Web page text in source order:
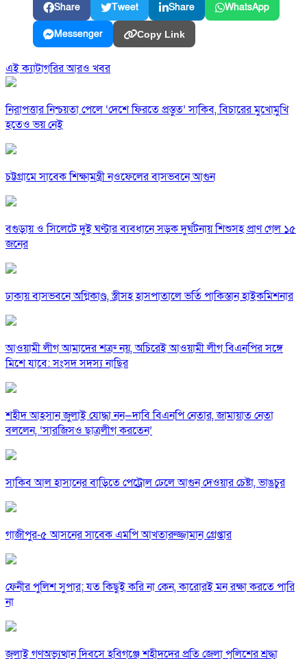
Share Tweet Share WhatsApp
Messenger Copy Link
এই ক্যাটাগরির আরও খবর
নিরাপত্তার নিশ্চয়তা পেলে ‘দেশে ফিরতে প্রস্তুত’ সাকিব, বিচারের মুখোমুখি
হতেও ভয় নেই
চট্টগ্রামে সাবেক শিক্ষামন্ত্রী নওফেলের বাসভবনে আগুন
বগুড়ায় ও সিলেটে দুই ঘণ্টার ব্যবধানে সড়ক দুর্ঘটনায় শিশুসহ প্রাণ গেল ১৫
জনের
ঢাকায় বাসভবনে অগ্নিকাণ্ড, স্ত্রীসহ হাসপাতালে ভর্তি পাকিস্তান হাইকমিশনার
আওয়ামী লীগ আমাদের শত্রু নয়, অচিরেই আওয়ামী লীগ বিএনপির সঙ্গে
মিশে যাবে: সংসদ সদস্য নাছির
শহীদ আহসান জুলাই যোদ্ধা নন—দাবি বিএনপি নেতার, জামায়াত নেতা
বললেন, ‘সারজিসও ছাত্রলীগ করতেন’
সাকিব আল হাসানের বাড়িতে পেট্রোল ঢেলে আগুন দেওয়ার চেষ্টা, ভাঙচুর
গাজীপুর-৫ আসনের সাবেক এমপি আখতারুজ্জামান গ্রেপ্তার
ফেনীর পুলিশ সুপার; যত কিছুই করি না কেন, কারোরই মন রক্ষা করতে পারি
না
জুলাই গণঅভ্যুত্থান দিবসে হবিগঞ্জে শহীদদের প্রতি জেলা পুলিশের শ্রদ্ধা